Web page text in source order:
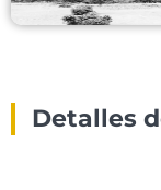
Detalles